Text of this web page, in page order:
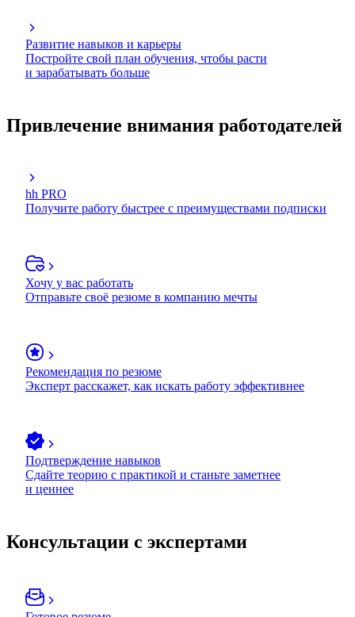
Развитие навыков и карьеры
Постройте свой план обучения, чтобы расти
и зарабатывать больше
Привлечение внимания работодателей
hh PRO
Получите работу быстрее с преимуществами подписки
Хочу у вас работать
Отправьте своё резюме в компанию мечты
Рекомендация по резюме
Эксперт расскажет, как искать работу эффективнее
Подтверждение навыков
Сдайте теорию с практикой и станьте заметнее
и ценнее
Консультации с экспертами